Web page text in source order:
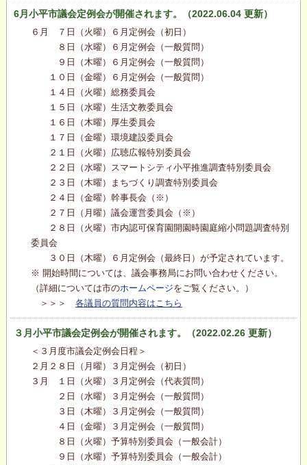
6月小平市議会定例会が開催されます。（2022.06.04 更新）
６月 ７日（火曜）６月定例会（初日）
８日（水曜）６月定例会（一般質問）
９日（木曜）６月定例会（一般質問）
１０日（金曜）６月定例会（一般質問）
１４日（火曜）総務委員会
１５日（水曜）生活文教委員会
１６日（木曜）厚生委員会
１７日（金曜）環境建設委員会
２１日（火曜）広聴広報特別委員会
２２日（水曜）スマートシティ小平推進調査特別委員会
２３日（木曜）まちづくり調査特別委員会
２４日（金曜）幹事長会（※）
２７日（月曜）議会運営委員会（※）
２８日（火曜）市内認可保育園開園時園庭縮小問題調査特別
委員会
３０日（木曜）６月定例会（最終日）が予定されています。
※ 開始時間については、議会事務局にお問い合わせください。
（詳細については市のホームページをご覧ください。）
＞＞＞ 各議員の質問内容はこちら
３月小平市議会定例会が開催されます。（2022.02.26 更新）
＜３月度市議会定例会日程＞
２月２８日（月曜）３月定例会（初日）
３月 １日（火曜）３月定例会（代表質問）
２日（水曜）３月定例会（一般質問）
３日（木曜）３月定例会（一般質問）
４日（金曜）３月定例会（一般質問）
８日（火曜）予算特別委員会（一般会計）
９日（水曜）予算特別委員会（一般会計）